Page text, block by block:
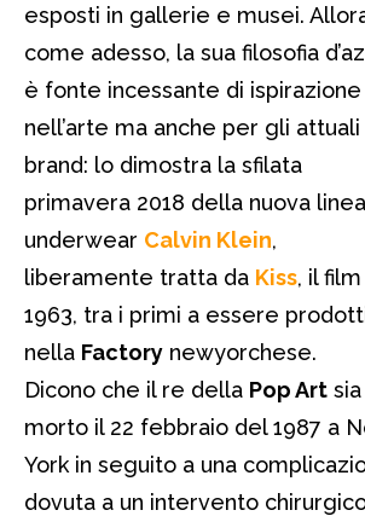
esposti in gallerie e musei.
come adesso, la sua filosofia
è fonte incessante di ispirazione
nell’arte ma anche per gli attuali
brand: lo dimostra la sfilata
primavera 2018 della nuova
underwear Calvin Klein,
liberamente tratta da Kiss, il
1963, tra i primi a essere
nella Factory newyorchese.
Dicono che il re della Pop Art sia
morto il 22 febbraio del 1987 a
York in seguito a una
dovuta a un intervento